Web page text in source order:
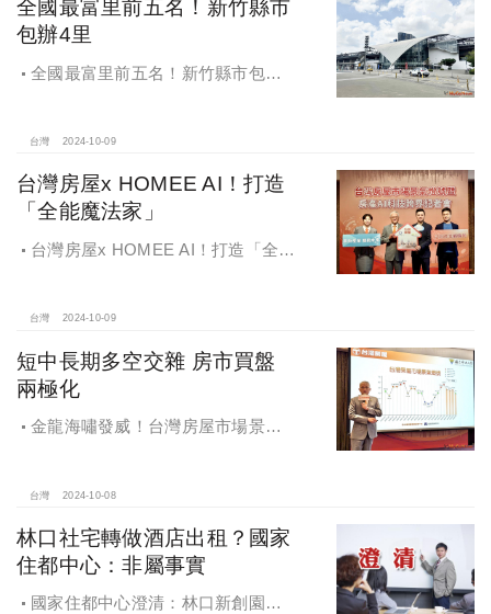
全國最富里前五名！新竹縣市
包辦4里
全國最富里前五名！新竹縣市包辦4
台灣 2024-10-09
台灣房屋x HOMEE AI！打造
「全能魔法家」
台灣房屋x HOMEE AI！打造「全能
台灣 2024-10-09
短中長期多空交雜 房市買盤
兩極化
金龍海嘯發威！台灣房屋市場景氣
望全壘打
台灣 2024-10-08
林口社宅轉做酒店出租？國家
住都中心：非屬事實
國家住都中心澄清：林口新創園秉